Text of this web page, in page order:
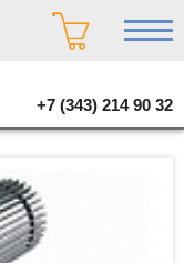
+7 (343) 214 90 32